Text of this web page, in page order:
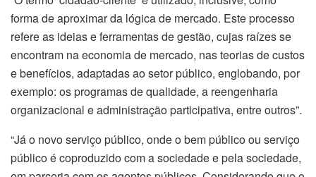
forma de aproximar da lógica de mercado. Este processo
refere as ideias e ferramentas de gestão, cujas raízes se
encontram na economia de mercado, nas teorias de custos
e benefícios, adaptadas ao setor público, englobando, por
exemplo: os programas de qualidade, a reengenharia
organizacional e administração participativa, entre outros”.
“Já o novo serviço público, onde o bem público ou serviço
público é coproduzido com a sociedade e pela sociedade,